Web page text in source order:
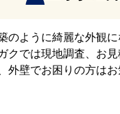
おり、表面は「ちぢ
屋根材です。
築のように綺麗な外観
クでは現地調査、お
外壁でお困りの方は